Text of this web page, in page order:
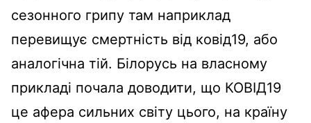
сезонного грипу там наприклад
перевищує смертність від ковід19, або
аналогічна тій. Білорусь на власному
прикладі почала доводити, що КОВІД19
це афера сильних світу цього, на країну